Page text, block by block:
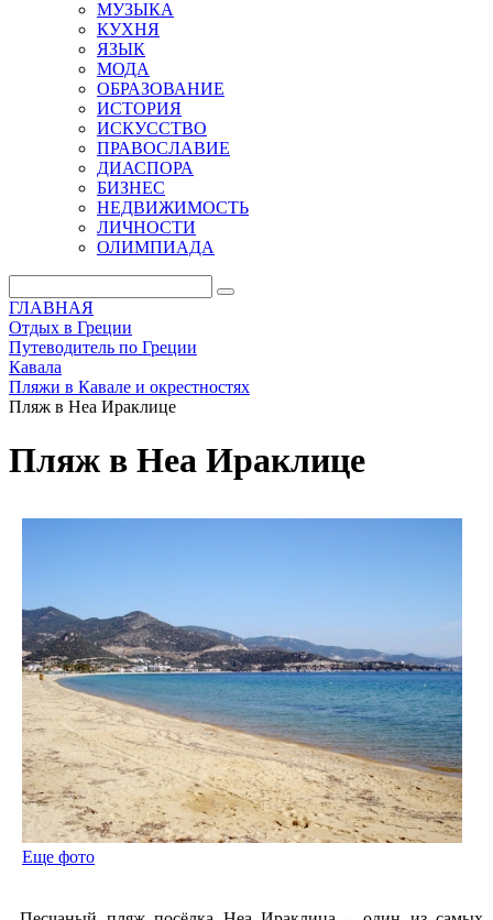
МУЗЫКА
КУХНЯ
ЯЗЫК
МОДА
ОБРАЗОВАНИЕ
ИСТОРИЯ
ИСКУССТВО
ПРАВОСЛАВИЕ
ДИАСПОРА
БИЗНЕС
НЕДВИЖИМОСТЬ
ЛИЧНОСТИ
ОЛИМПИАДА
ГЛАВНАЯ
Отдых в Греции
Путеводитель по Греции
Кавала
Пляжи в Кавале и окрестностях
Пляж в Неа Ираклице
Пляж в Неа Ираклице
Еще фото